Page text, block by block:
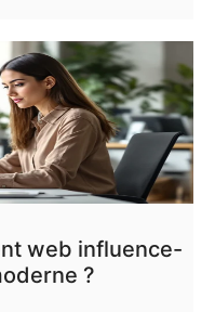
web influence-
?